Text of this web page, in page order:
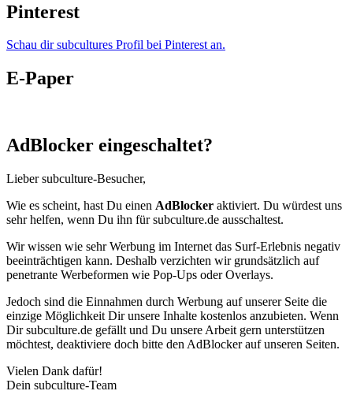
Pinterest
Schau dir subcultures Profil bei Pinterest an.
E-Paper
AdBlocker eingeschaltet?
Lieber subculture-Besucher,
Wie es scheint, hast Du einen AdBlocker aktiviert. Du würdest uns
sehr helfen, wenn Du ihn für subculture.de ausschaltest.
Wir wissen wie sehr Werbung im Internet das Surf-Erlebnis negativ
beeinträchtigen kann. Deshalb verzichten wir grundsätzlich auf
penetrante Werbeformen wie Pop-Ups oder Overlays.
Jedoch sind die Einnahmen durch Werbung auf unserer Seite die
einzige Möglichkeit Dir unsere Inhalte kostenlos anzubieten. Wenn
Dir subculture.de gefällt und Du unsere Arbeit gern unterstützen
möchtest, deaktiviere doch bitte den AdBlocker auf unseren Seiten.
Vielen Dank dafür!
Dein subculture-Team